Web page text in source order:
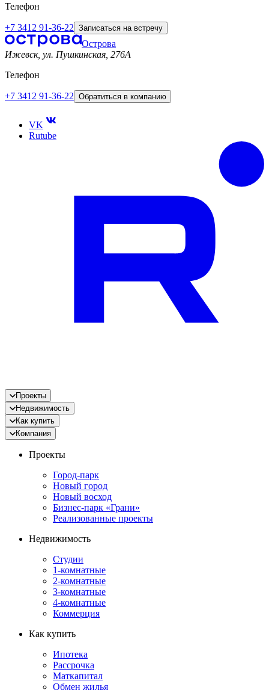
Телефон
+7 3412 91-36-22 Записаться на встречу
Острова
Ижевск, ул. Пушкинская, 276A
Телефон
+7 3412 91-36-22 Обратиться в компанию
VK
Rutube
Проекты
Недвижимость
Как купить
Компания
Проекты
Город-парк
Новый город
Новый восход
Бизнес-парк «Грани»
Реализованные проекты
Недвижимость
Студии
1-комнатные
2-комнатные
3-комнатные
4-комнатные
Коммерция
Как купить
Ипотека
Рассрочка
Маткапитал
Обмен жилья